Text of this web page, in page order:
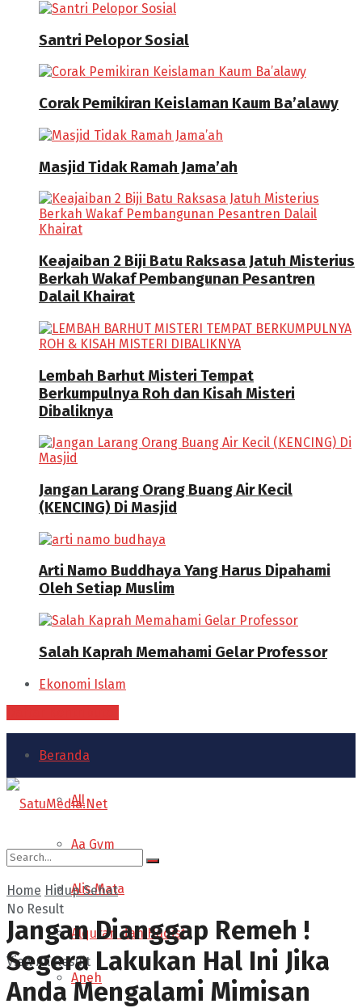
Santri Pelopor Sosial
Corak Pemikiran Keislaman Kaum Ba’alawy
Masjid Tidak Ramah Jama’ah
Keajaiban 2 Biji Batu Raksasa Jatuh Misterius
Berkah Wakaf Pembangunan Pesantren
Dalail Khairat
Lembah Barhut Misteri Tempat
Berkumpulnya Roh dan Kisah Misteri
Dibaliknya
Jangan Larang Orang Buang Air Kecil
(KENCING) Di Masjid
Arti Namo Buddhaya Yang Harus Dipahami
Oleh Setiap Muslim
Salah Kaprah Memahami Gelar Professor
Ekonomi Islam
Beranda
All
Aa Gym
Alis Mata
Alquran dan Hadist
Aneh
No Result
View All Result
Home Hidup Sehat
Jangan Dianggap Remeh !
Segera Lakukan Hal Ini Jika
Anda Mengalami Mimisan